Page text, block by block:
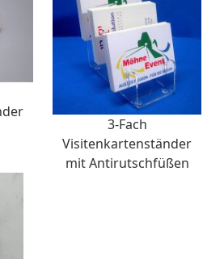
3-Fach
Visitenkartenständer
mit Antirutschfüßen